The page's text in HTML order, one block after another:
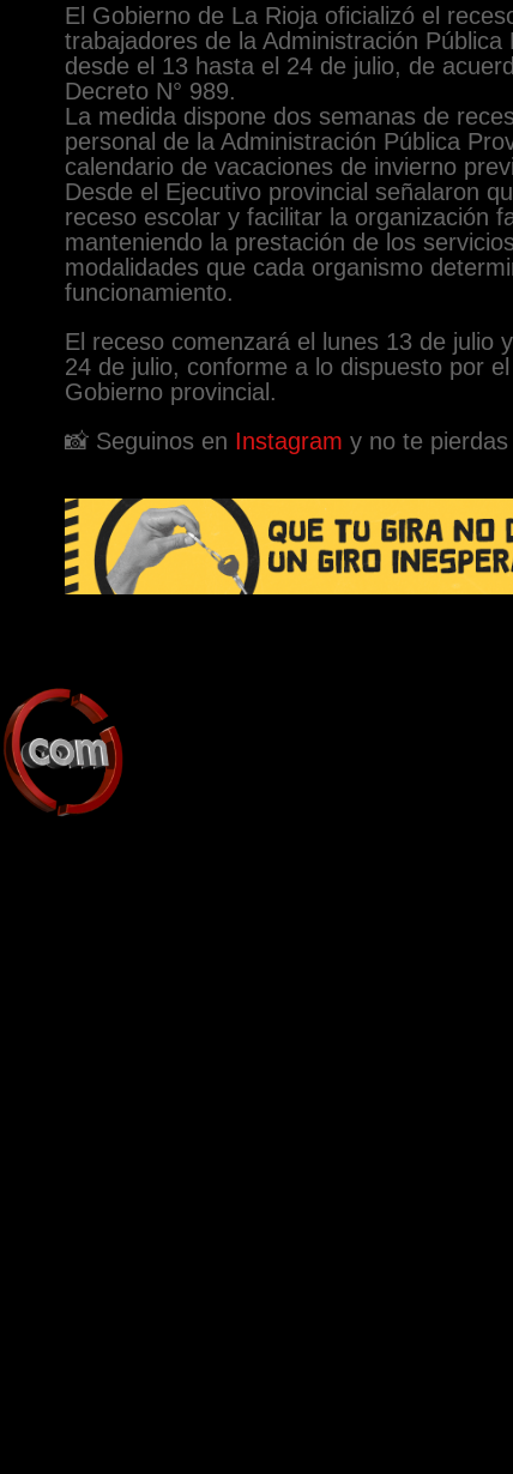
El Gobierno de La Rioja oficializó el
trabajadores de la Administración
desde el 13 hasta el 24 de julio, de
Decreto N° 989.
La medida dispone dos semanas de
personal de la Administración Pública
calendario de vacaciones de invierno
Desde el Ejecutivo provincial señalaron
receso escolar y facilitar la organización
manteniendo la prestación de los
modalidades que cada organismo
funcionamiento.
El receso comenzará el lunes 13 de julio
24 de julio, conforme a lo dispuesto por
Gobierno provincial.
📸 Seguinos en Instagram y no te pierdas